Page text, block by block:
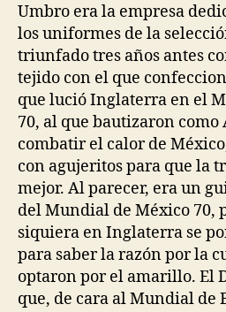
Umbro era la empresa
los uniformes de la
triunfado tres años antes
tejido con el que
que lució Inglaterra en el
70, al que bautizaron como
combatir el calor de
con agujeritos para que la
mejor. Al parecer, era un
del Mundial de México 70,
siquiera en Inglaterra se
para saber la razón por la
optaron por el amarillo. El
que, de cara al Mundial de